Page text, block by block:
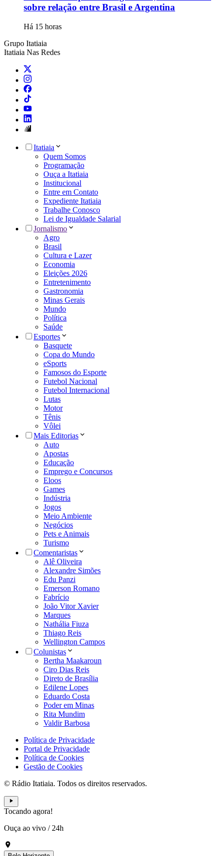
sobre relação entre Brasil e Argentina
Há 15 horas
Grupo Itatiaia
Itatiaia Nas Redes
Itatiaia
Quem Somos
Programação
Ouça a Itatiaia
Institucional
Entre em Contato
Expediente Itatiaia
Trabalhe Conosco
Lei de Igualdade Salarial
Jornalismo
Agro
Brasil
Cultura e Lazer
Economia
Eleições 2026
Entretenimento
Gastronomia
Minas Gerais
Mundo
Política
Saúde
Esportes
Basquete
Copa do Mundo
eSports
Famosos do Esporte
Futebol Nacional
Futebol Internacional
Lutas
Motor
Tênis
Vôlei
Mais Editorias
Auto
Apostas
Educação
Emprego e Concursos
Eloos
Games
Indústria
Jogos
Meio Ambiente
Negócios
Pets e Animais
Turismo
Comentaristas
Alê Oliveira
Alexandre Simões
Edu Panzi
Emerson Romano
Fabrício
João Vitor Xavier
Marques
Nathália Fiuza
Thiago Reis
Wellington Campos
Colunistas
Bertha Maakaroun
Ciro Dias Reis
Direto de Brasília
Edilene Lopes
Eduardo Costa
Poder em Minas
Rita Mundim
Valdir Barbosa
Política de Privacidade
Portal de Privacidade
Política de Cookies
Gestão de Cookies
© Rádio Itatiaia. Todos os direitos reservados.
Tocando agora!
Ouça ao vivo / 24h